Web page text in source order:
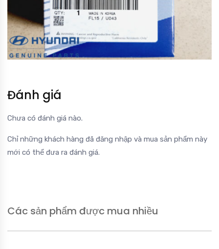
Đánh giá
Chưa có đánh giá nào.
Chỉ những khách hàng đã đăng nhập và mua sản phẩm này
mới có thể đưa ra đánh giá.
Các sản phẩm được mua nhiều